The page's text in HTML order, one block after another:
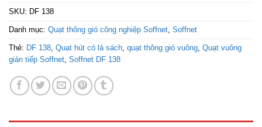
SKU: DF 138
Danh mục: Quạt thông gió công nghiệp Soffnet, Soffnet
Thẻ: DF 138, Quạt hút có lá sách, quạt thông gió vuông, Quạt vuông
gián tiếp Soffnet, Soffnet DF 138